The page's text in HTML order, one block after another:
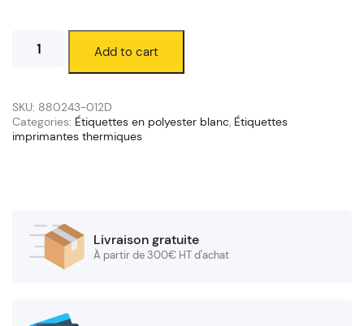
polyester
x
13
mm
Add to cart
SKU: 880243-012D
Categories: Étiquettes en polyester blanc, Étiquettes
imprimantes thermiques
Livraison gratuite
À partir de 300€ HT d'achat